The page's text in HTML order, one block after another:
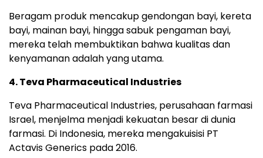
Beragam produk mencakup gendongan bayi, kereta
bayi, mainan bayi, hingga sabuk pengaman bayi,
mereka telah membuktikan bahwa kualitas dan
kenyamanan adalah yang utama.
4. Teva Pharmaceutical Industries
Teva Pharmaceutical Industries, perusahaan farmasi
Israel, menjelma menjadi kekuatan besar di dunia
farmasi. Di Indonesia, mereka mengakuisisi PT
Actavis Generics pada 2016.